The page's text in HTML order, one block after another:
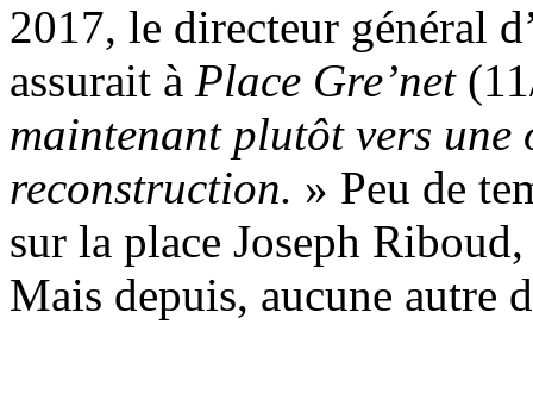
2017, le directeur général
assurait à Place Gre’net
maintenant plutôt vers
reconstruction. » Peu de
sur la place Joseph
Mais depuis, aucune autre